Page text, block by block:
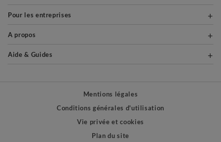
Pour les entreprises
A propos
Aide & Guides
Mentions légales
Conditions générales d'utilisation
Vie privée et cookies
Plan du site